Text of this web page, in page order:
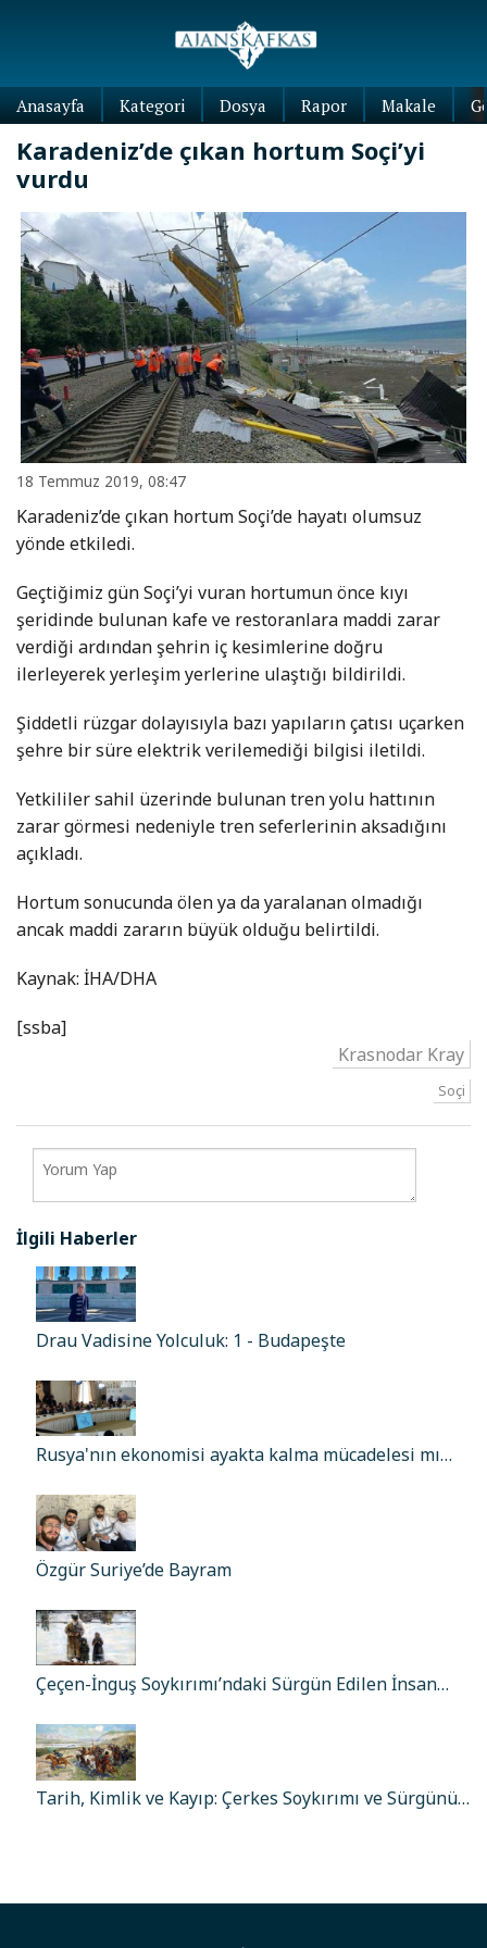
Anasayfa Kategori Dosya Rapor Makale
Karadeniz’de çıkan hortum Soçi’yi
vurdu
18 Temmuz 2019, 08:47
Karadeniz’de çıkan hortum Soçi’de hayatı olumsuz
yönde etkiledi.
Geçtiğimiz gün Soçi’yi vuran hortumun önce kıyı
şeridinde bulunan kafe ve restoranlara maddi zarar
verdiği ardından şehrin iç kesimlerine doğru
ilerleyerek yerleşim yerlerine ulaştığı bildirildi.
Şiddetli rüzgar dolayısıyla bazı yapıların çatısı uçarken
şehre bir süre elektrik verilemediği bilgisi iletildi.
Yetkililer sahil üzerinde bulunan tren yolu hattının
zarar görmesi nedeniyle tren seferlerinin aksadığını
açıkladı.
Hortum sonucunda ölen ya da yaralanan olmadığı
ancak maddi zararın büyük olduğu belirtildi.
Kaynak: İHA/DHA
[ssba]
Krasnodar Kray
Soçi
İlgili Haberler
Drau Vadisine Yolculuk: 1 - Budapeşte
Rusya'nın ekonomisi ayakta kalma mücadelesi mı…
Özgür Suriye’de Bayram
Çeçen-İnguş Soykırımı’ndaki Sürgün Edilen İnsan…
Tarih, Kimlik ve Kayıp: Çerkes Soykırımı ve Sürgünü…